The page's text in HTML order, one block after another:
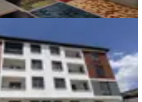
Dem'den Cumhuriyet Mah.
Daire
Başbağlar Mahallesi
90 m²·1. Kat 04.08.2026
₺